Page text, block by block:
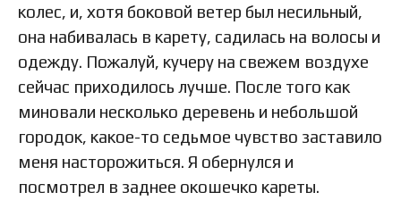
колес, и, хотя боковой ветер был несильный,
она набивалась в карету, садилась на волосы и
одежду. Пожалуй, кучеру на свежем воздухе
сейчас приходилось лучше. После того как
миновали несколько деревень и небольшой
городок, какое-то седьмое чувство заставило
меня насторожиться. Я обернулся и
посмотрел в заднее окошечко кареты.